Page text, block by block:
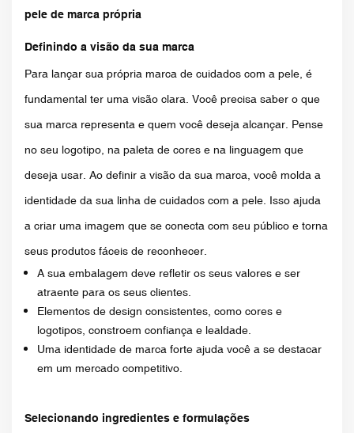
pele de marca própria
Definindo a visão da sua marca
Para lançar sua própria marca de cuidados com a pele, é
fundamental ter uma visão clara. Você precisa saber o que
sua marca representa e quem você deseja alcançar. Pense
no seu logotipo, na paleta de cores e na linguagem que
deseja usar. Ao definir a visão da sua marca, você molda a
identidade da sua linha de cuidados com a pele. Isso ajuda
a criar uma imagem que se conecta com seu público e torna
seus produtos fáceis de reconhecer.
A sua embalagem deve refletir os seus valores e ser
atraente para os seus clientes.
Elementos de design consistentes, como cores e
logotipos, constroem confiança e lealdade.
Uma identidade de marca forte ajuda você a se destacar
em um mercado competitivo.
Selecionando ingredientes e formulações